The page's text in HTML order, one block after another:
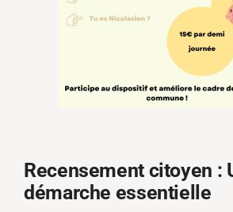
Recensement citoyen :
démarche essentielle